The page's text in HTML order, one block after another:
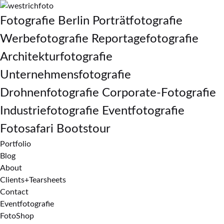
Fotografie Berlin Porträtfotografie
Werbefotografie Reportagefotografie
Architekturfotografie
Unternehmensfotografie
Drohnenfotografie Corporate-Fotografie
Industriefotografie Eventfotografie
Fotosafari Bootstour
Portfolio
Blog
About
Clients+Tearsheets
Contact
Eventfotografie
FotoShop